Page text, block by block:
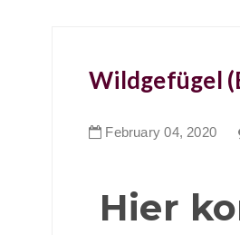
Wildgefügel
February 04, 2020
Hier